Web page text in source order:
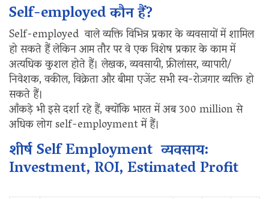
Self-employed कौन हैं?
Self-employed वाले व्यक्ति विभिन्न प्रकार के व्यवसायों में शामिल
हो सकते हैं लेकिन आम तौर पर वे एक विशेष प्रकार के काम में
अत्यधिक कुशल होते हैं। लेखक, व्यवसायी, फ्रीलांसर, व्यापारी/
निवेशक, वकील, विक्रेता और बीमा एजेंट सभी स्व-रोज़गार व्यक्ति हो
सकते हैं।
आँकड़े भी इसे दर्शा रहे हैं, क्योंकि भारत में अब 300 million से
अधिक लोग self-employment में हैं।
शीर्ष Self Employment व्यवसाय:
Investment, ROI, Estimated Profit